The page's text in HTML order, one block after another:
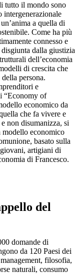
tutto il mondo sono
intergenerazionale
a quella di
Come ha più
connesso e
dalla giustizia
dell’economia
di crescita che
persona.
e
“Economy of
economico da
che fa vivere e
non disumanizza, si
modello economico
basato sulla
artigiani di
di Francesco.
del
domande di
da 120 Paesi dei
filosofia,
naturali, consumo